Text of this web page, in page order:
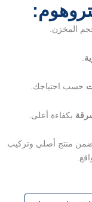
المخزن.
حسب احتياجك.
بكفاءة أعلى.
منتج أصلي وتركيب